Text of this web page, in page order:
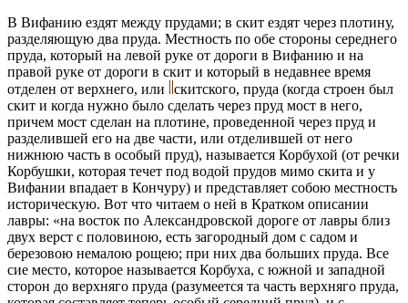
В Вифанию ездят между прудами; в скит ездят через плотину,
разделяющую два пруда. Местность по обе стороны середнего
пруда, который на левой руке от дороги в Вифанию и на
правой руке от дороги в скит и который в недавнее время
отделен от верхнего, или
скитского, пруда (когда строен был
скит и когда нужно было сделать через пруд мост в него,
причем мост сделан на плотине, проведенной через пруд и
разделившей его на две части, или отделившей от него
нижнюю часть в особый пруд), называется Корбухой (от речки
Корбушки, которая течет под водой прудов мимо скита и у
Вифании впадает в Кончуру) и представляет собою местность
историческую. Вот что читаем о ней в Кратком описании
лавры: «на восток по Александровской дороге от лавры близ
двух верст с половиною, есть загородный дом с садом и
березовою немалою рощею; при них два больших пруда. Все
сие место, которое называется Корбуха, с южной и западной
сторон до верхняго пруда (разумеется та часть верхняго пруда,